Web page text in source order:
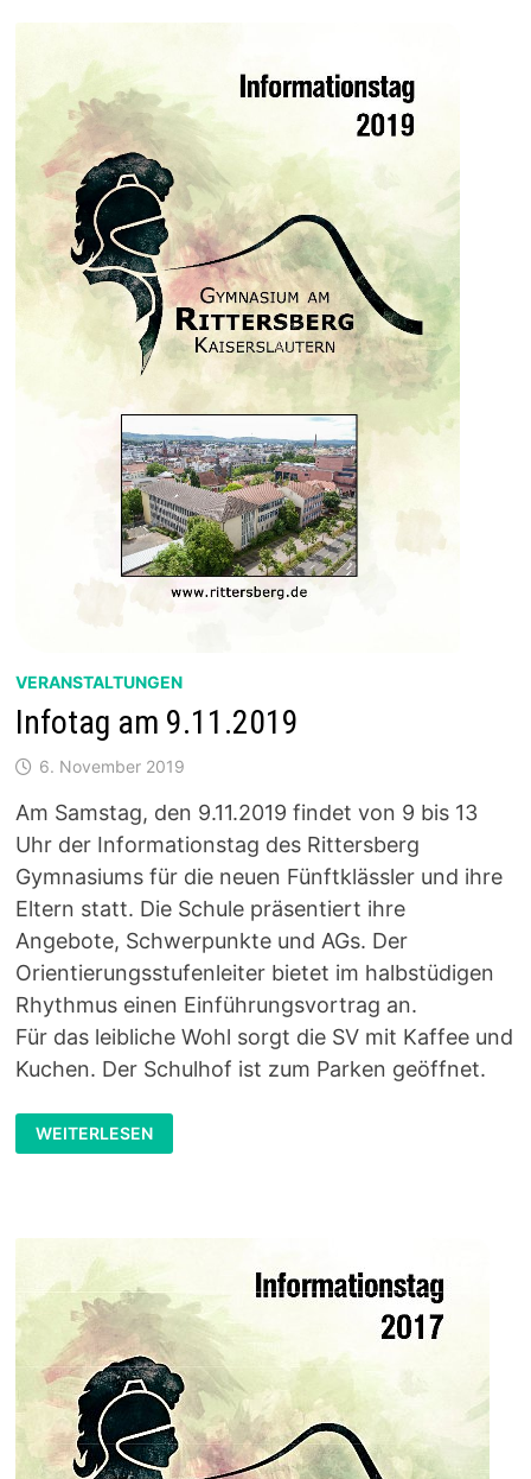
VERANSTALTUNGEN
Infotag am 9.11.2019
6. November 2019
Am Samstag, den 9.11.2019 findet von 9 bis 13
Uhr der Informationstag des Rittersberg
Gymnasiums für die neuen Fünftklässler und ihre
Eltern statt. Die Schule präsentiert ihre
Angebote, Schwerpunkte und AGs. Der
Orientierungsstufenleiter bietet im halbstüdigen
Rhythmus einen Einführungsvortrag an.
Für das leibliche Wohl sorgt die SV mit Kaffee und
Kuchen. Der Schulhof ist zum Parken geöffnet.
INFOTAG
AM
9.11.2019
WEITERLESEN